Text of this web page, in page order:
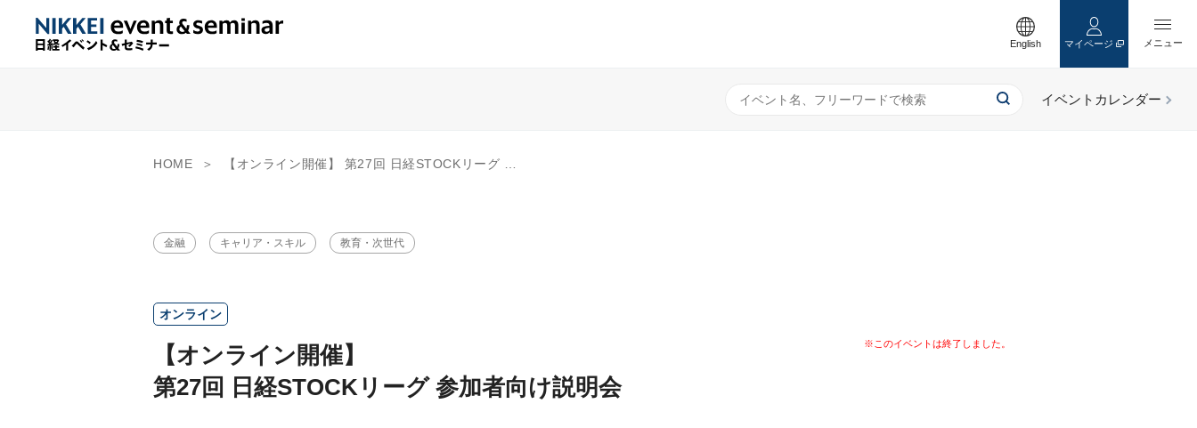
English マイページ
HOME 【オンライン開催】 第27回 日経STOCKリーグ 参加者向け説明会
金融 キャリア・スキル 教育・次世代
オンライン
【オンライン開催】
第27回 日経STOCKリーグ 参加者向け説明会